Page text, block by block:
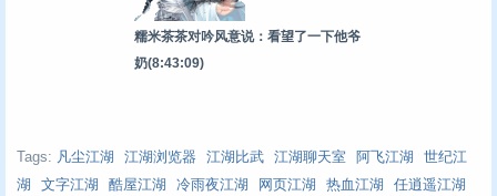
糯米茶茶对吟风意说：看望了一下他爷
奶(8:43:09)
Tags: 凡尘江湖 江湖浏览器 江湖比武 江湖聊天室 阿飞江湖
世纪江
湖
文字江湖 酷屋江湖 冷雨夜江湖 网页江湖 热血江湖
任逍遥江湖